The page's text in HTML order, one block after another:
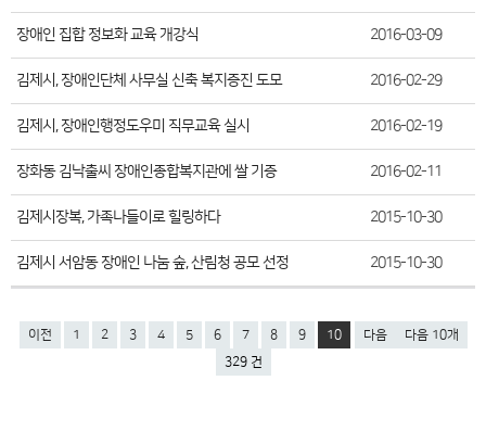
장애인 집합 정보화 교육 개강식 2016-03-09
김제시, 장애인단체 사무실 신축 복지증진 도모 2016-02-29
김제시, 장애인행정도우미 직무교육 실시 2016-02-19
장화동 김낙출씨 장애인종합복지관에 쌀 기증 2016-02-11
김제시장복, 가족나들이로 힐링하다 2015-10-30
김제시 서암동 장애인 나눔 숲, 산림청 공모 선정 2015-10-30
이전 1 2 3 4 5 6 7 8 9 10 다음
다음 10개
329 건